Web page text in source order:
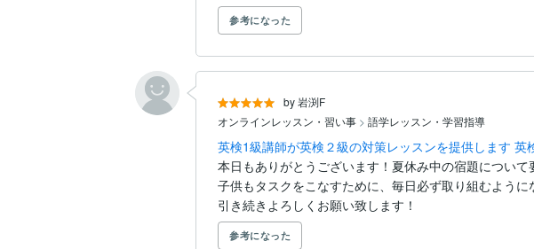
参考になった
by 岩渕F
オンラインレッスン・習い事 > 語学レッスン・学習指導
英検1級講師が英検２級の対策レッスンを提供します 英
本日もありがとうございます！夏休み中の宿題につい
子供もタスクをこなすために、毎日必ず取り組むように
引き続きよろしくお願い致します！
参考になった